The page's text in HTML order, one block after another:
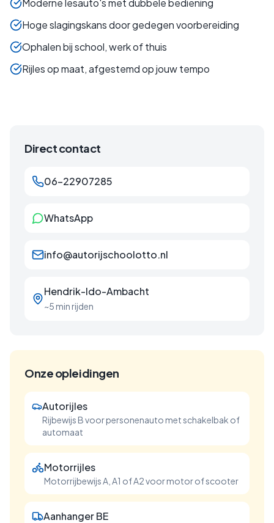
Moderne lesauto's met dubbele bediening
Hoge slagingskans door gedegen voorbereiding
Ophalen bij school, werk of thuis
Rijles op maat, afgestemd op jouw tempo
Direct contact
06-22907285
WhatsApp
info@autorijschoolotto.nl
Hendrik-Ido-Ambacht
~5 min rijden
Onze opleidingen
Autorijles
Rijbewijs B voor personenauto met schakelbak of
automaat
Motorrijles
Motorrijbewijs A, A1 of A2 voor motor of scooter
Aanhanger BE